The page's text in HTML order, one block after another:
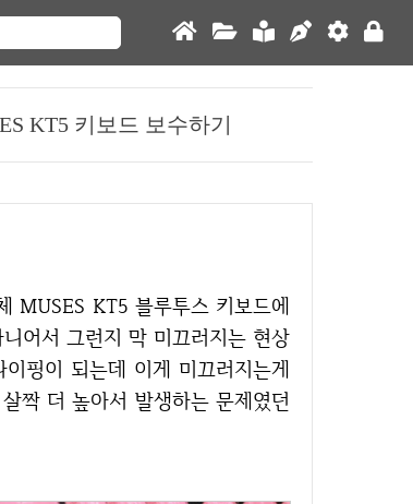
KT5 키보드 보수하기
어서 그런지 막 미끄러지는 현상
핑이 되는데 이게 미끄러지는게
짝 더 높아서 발생하는 문제였던